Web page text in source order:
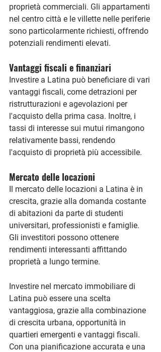
proprietà commerciali. Gli appartamenti
nel centro città e le villette nelle periferie
sono particolarmente richiesti, offrendo
potenziali rendimenti elevati.
Vantaggi fiscali e finanziari
Investire a Latina può beneficiare di vari
vantaggi fiscali, come detrazioni per
ristrutturazioni e agevolazioni per
l'acquisto della prima casa. Inoltre, i
tassi di interesse sui mutui rimangono
relativamente bassi, rendendo
l'acquisto di proprietà più accessibile.
Mercato delle locazioni
Il mercato delle locazioni a Latina è in
crescita, grazie alla domanda costante
di abitazioni da parte di studenti
universitari, professionisti e famiglie.
Gli investitori possono ottenere
rendimenti interessanti affittando
proprietà a lungo termine.
Investire nel mercato immobiliare di
Latina può essere una scelta
vantaggiosa, grazie alla combinazione
di crescita urbana, opportunità in
quartieri emergenti e vantaggi fiscali.
Con una pianificazione accurata e una